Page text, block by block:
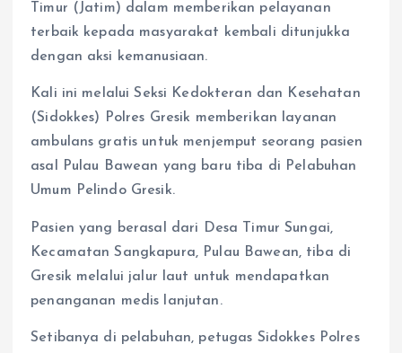
Timur (Jatim) dalam memberikan pelayanan
terbaik kepada masyarakat kembali ditunjukka
dengan aksi kemanusiaan.
Kali ini melalui Seksi Kedokteran dan Kesehatan
(Sidokkes) Polres Gresik memberikan layanan
ambulans gratis untuk menjemput seorang pasien
asal Pulau Bawean yang baru tiba di Pelabuhan
Umum Pelindo Gresik.
Pasien yang berasal dari Desa Timur Sungai,
Kecamatan Sangkapura, Pulau Bawean, tiba di
Gresik melalui jalur laut untuk mendapatkan
penanganan medis lanjutan.
Setibanya di pelabuhan, petugas Sidokkes Polres